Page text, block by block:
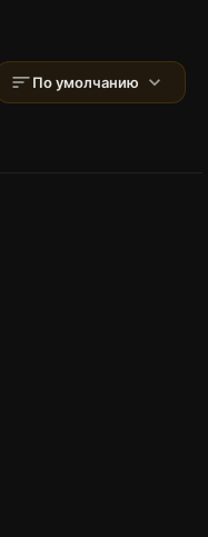
sortПо умолчанию
expand_more